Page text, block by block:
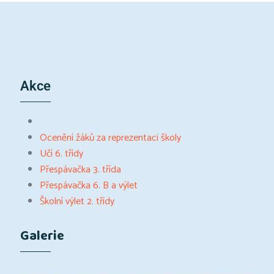
Akce
Ocenění žáků za reprezentaci školy
Učí 6. třídy
Přespávačka 3. třída
Přespávačka 6. B a výlet
Školní výlet 2. třídy
Galerie